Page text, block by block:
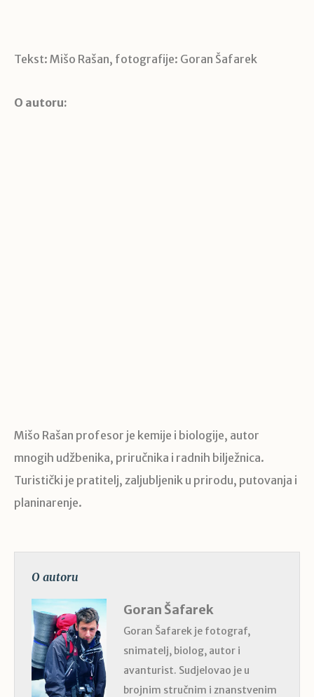
Tekst: Mišo Rašan, fotografije: Goran Šafarek
O autoru:
Mišo Rašan profesor je kemije i biologije, autor
mnogih udžbenika, priručnika i radnih bilježnica.
Turistički je pratitelj, zaljubljenik u prirodu, putovanja i
planinarenje.
O autoru
Goran Šafarek
Goran Šafarek je fotograf,
snimatelj, biolog, autor i
avanturist. Sudjelovao je u
brojnim stručnim i znanstvenim